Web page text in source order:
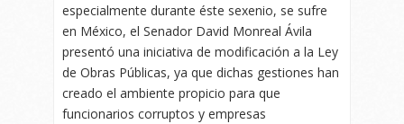
especialmente durante éste sexenio, se sufre
en México, el Senador David Monreal Ávila
presentó una iniciativa de modificación a la Ley
de Obras Públicas, ya que dichas gestiones han
creado el ambiente propicio para que
funcionarios corruptos y empresas